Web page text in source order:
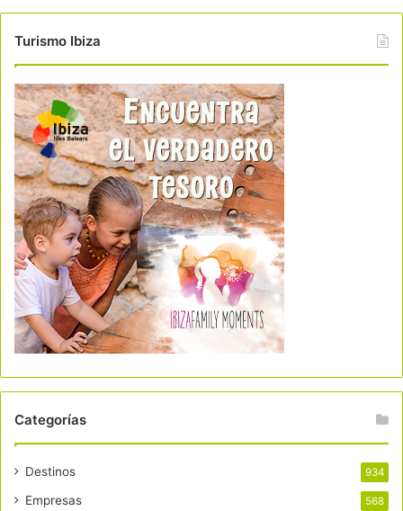
Turismo Ibiza
Categorías
Destinos 934
Empresas 568